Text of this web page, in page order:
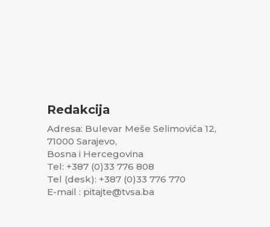
Redakcija
Adresa: Bulevar Meše Selimovića 12,
71000 Sarajevo,
Bosna i Hercegovina
Tel: +387 (0)33 776 808
Tel (desk): +387 (0)33 776 770
E-mail : pitajte@tvsa.ba